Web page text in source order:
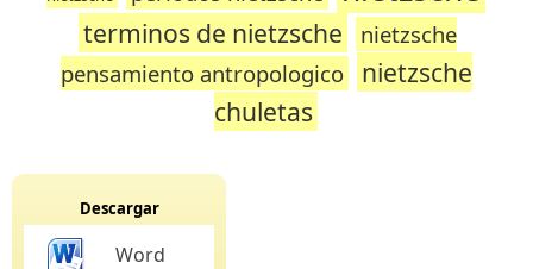
terminos de nietzsche
nietzsche
pensamiento antropologico
nietzsche
chuletas
Descargar
Word